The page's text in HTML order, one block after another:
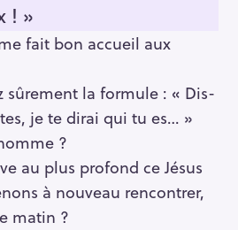
! »
fait bon accueil aux
sûrement la formule : « Dis-
je te dirai qui tu es… »
?
au plus profond ce Jésus
à nouveau rencontrer,
matin ?